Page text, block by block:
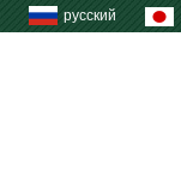
русский